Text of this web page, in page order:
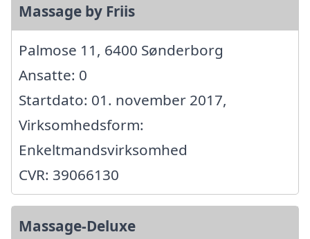
Massage by Friis
Palmose 11, 6400 Sønderborg
Ansatte: 0
Startdato: 01. november 2017,
Virksomhedsform:
Enkeltmandsvirksomhed
CVR: 39066130
Massage-Deluxe